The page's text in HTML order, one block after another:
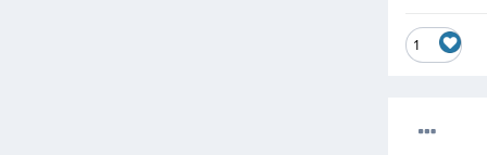
1